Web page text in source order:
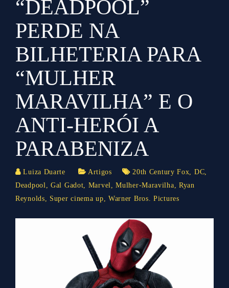
“DEADPOOL”
PERDE NA
BILHETERIA PARA
“MULHER
MARAVILHA” E O
ANTI-HERÓI A
PARABENIZA
Luiza Duarte Artigos 20th Century Fox, DC,
Deadpool,Gal Gadot, Marvel,Mulher-Maravilha, Ryan
Reynolds, Super cinema up, Warner Bros. Pictures